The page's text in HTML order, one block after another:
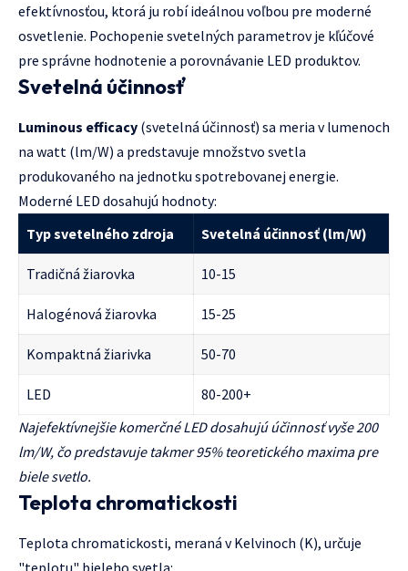
efektívnosťou, ktorá ju robí ideálnou voľbou pre moderné
osvetlenie. Pochopenie svetelných parametrov je kľúčové
pre správne hodnotenie a porovnávanie LED produktov.
Svetelná účinnosť
Luminous efficacy (svetelná účinnosť) sa meria v lumenoch
na watt (lm/W) a predstavuje množstvo svetla
produkovaného na jednotku spotrebovanej energie.
Moderné LED dosahujú hodnoty:
Typ svetelného zdroja
Svetelná účinnosť (lm/W)
Tradičná žiarovka 10-15
Halogénová žiarovka 15-25
Kompaktná žiarivka 50-70
LED
80-200+
Najefektívnejšie komerčné LED dosahujú účinnosť vyše 200
lm/W, čo predstavuje takmer 95% teoretického maxima pre
biele svetlo.
Teplota chromatickosti
Teplota chromatickosti, meraná v Kelvinoch (K), určuje